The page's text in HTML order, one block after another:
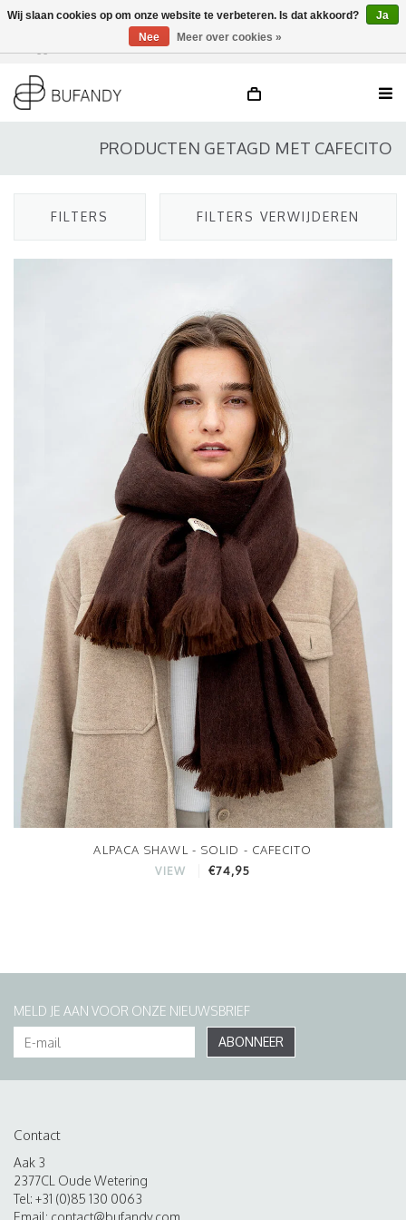
DE / EN
PRODUCTEN GETAGD MET CAFECITO
FILTERS FILTERS VERWIJDEREN
ALPACA SHAWL - SOLID - CAFECITO
VIEW €74,95
MELD JE AAN VOOR ONZE NIEUWSBRIEF
ABONNEER
Contact
Aak 3
2377CL Oude Wetering
Tel: +31 (0)85 130 0063
Email: contact@bufandy.com
Wij slaan cookies op om onze website te verbeteren. Is dat akkoord?
Ja
Nee
Meer over cookies »